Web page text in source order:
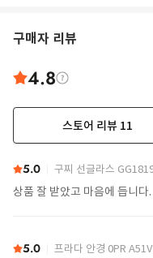
구매자 리뷰
4.8
스토어 리뷰 11
5.0 구찌 선글라스
상품 잘 받았고 마음에 듭니다.
5.0 프라다 안경 0PR